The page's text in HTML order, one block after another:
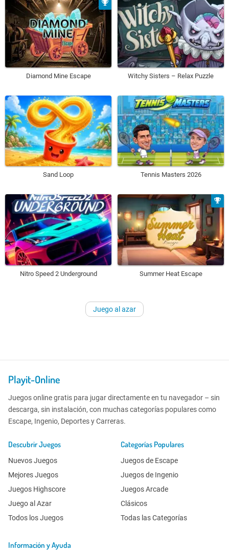
Diamond Mine Escape Witchy Sisters – Relax Puzzle
Sand Loop Tennis Masters 2026
Nitro Speed 2 Underground Summer Heat Escape
Juego al azar
Playit-Online
Juegos online gratis para jugar directamente en tu navegador – sin
descarga, sin instalación, con muchas categorías populares como
Escape, Ingenio, Deportes y Carreras.
Descubrir Juegos
Nuevos Juegos
Mejores Juegos
Juegos Highscore
Juego al Azar
Todos los Juegos
Categorías Populares
Juegos de Escape
Juegos de Ingenio
Juegos Arcade
Clásicos
Todas las Categorías
Información y Ayuda